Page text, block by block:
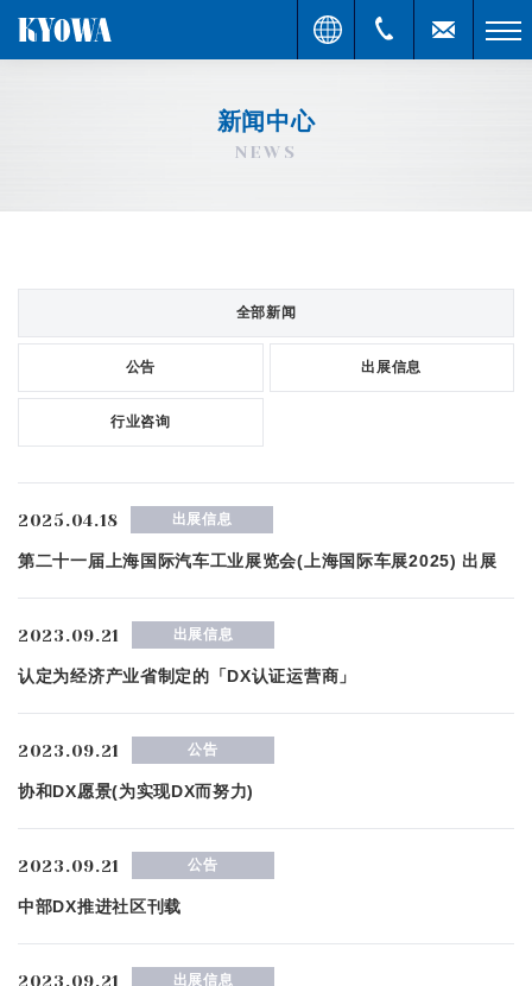
新闻中心
NEWS
全部新闻
公告 出展信息
行业咨询
2025.04.18 出展信息
第二十一届上海国际汽车工业展览会(上海国际车展2025) 出展
2023.09.21 出展信息
认定为经济产业省制定的「DX认证运营商」
2023.09.21 公告
协和DX愿景(为实现DX而努力)
2023.09.21 公告
中部DX推进社区刊载
2023.09.21 出展信息